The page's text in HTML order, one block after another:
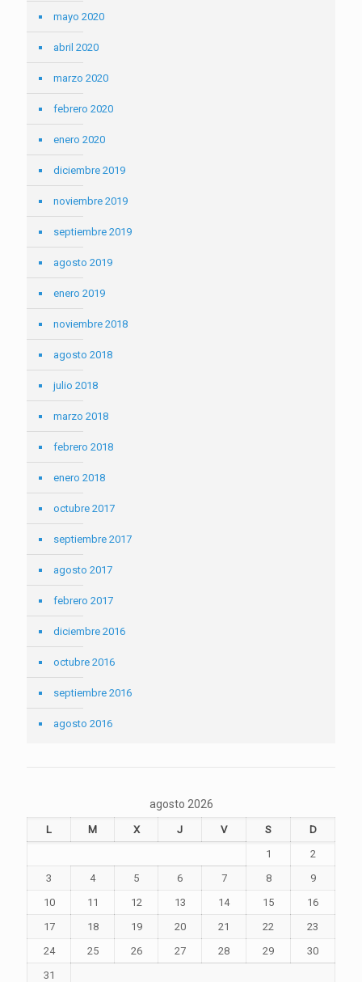
mayo 2020
abril 2020
marzo 2020
febrero 2020
enero 2020
diciembre 2019
noviembre 2019
septiembre 2019
agosto 2019
enero 2019
noviembre 2018
agosto 2018
julio 2018
marzo 2018
febrero 2018
enero 2018
octubre 2017
septiembre 2017
agosto 2017
febrero 2017
diciembre 2016
octubre 2016
septiembre 2016
agosto 2016
agosto 2026
L M X J V S
D
1
2
3
4 5 6 7 8
9
10
11 12 13 14 15
16
17
18 19 20 21 22
23
24
25 26 27 28 29
30
31